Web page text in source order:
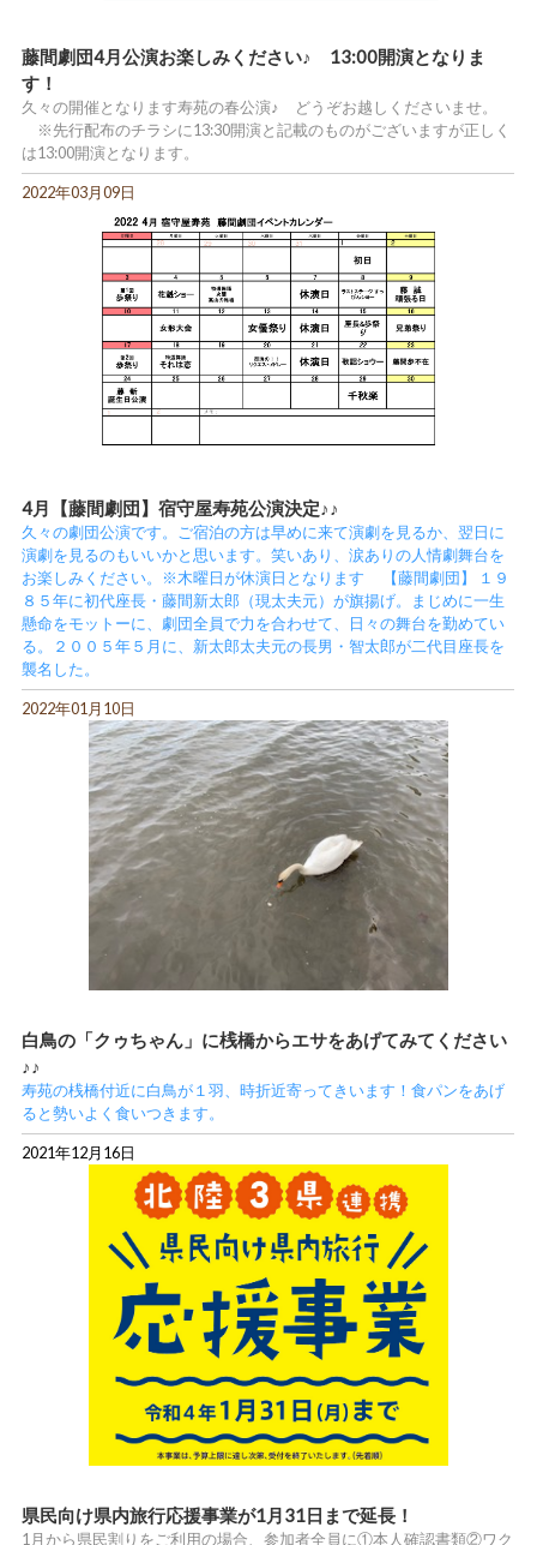
藤間劇団4月公演お楽しみください♪ 13:00開演となりま
す！
久々の開催となります寿苑の春公演♪ どうぞお越しくださいませ。
※先行配布のチラシに13:30開演と記載のものがございますが正しく
は13:00開演となります。
2022年03月09日
4月【藤間劇団】宿守屋寿苑公演決定♪♪
久々の劇団公演です。ご宿泊の方は早めに来て演劇を見るか、翌日に
演劇を見るのもいいかと思います。笑いあり、涙ありの人情劇舞台を
お楽しみください。※木曜日が休演日となります 【藤間劇団】 １９
８５年に初代座長・藤間新太郎（現太夫元）が旗揚げ。まじめに一生
懸命をモットーに、劇団全員で力を合わせて、日々の舞台を勤めてい
る。２００５年５月に、新太郎太夫元の長男・智太郎が二代目座長を
襲名した。
2022年01月10日
白鳥の「クゥちゃん」に桟橋からエサをあげてみてください
♪♪
寿苑の桟橋付近に白鳥が１羽、時折近寄ってきいます！食パンをあげ
ると勢いよく食いつきます。
2021年12月16日
県民向け県内旅行応援事業が1月31日まで延長！
1月から県民割りをご利用の場合、参加者全員に①本人確認書類②ワク